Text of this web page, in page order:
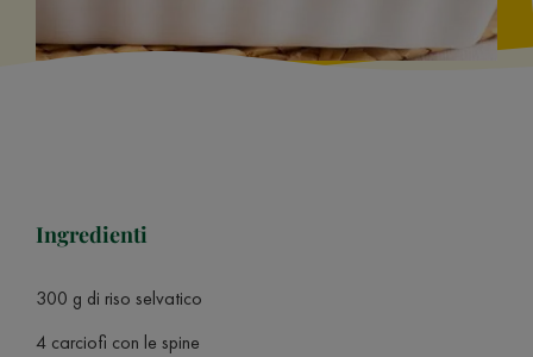
Ingredienti
300 g di riso selvatico
4 carciofi con le spine